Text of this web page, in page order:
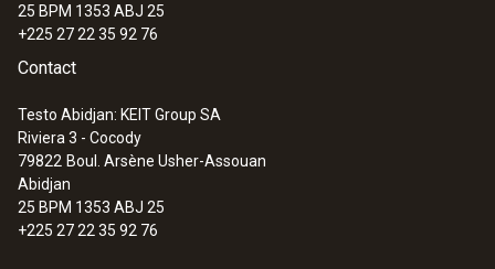
25 BPM 1353 ABJ 25
+225 27 22 35 92 76
Contact
Testo Abidjan: KEIT Group SA
Riviera 3 - Cocody
79822 Boul. Arsène Usher-Assouan
Abidjan
25 BPM 1353 ABJ 25
+225 27 22 35 92 76